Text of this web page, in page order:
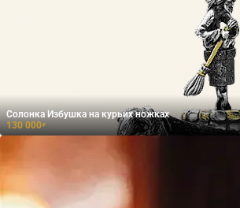
Солонка Избушка на курьих ножках
130 000₽